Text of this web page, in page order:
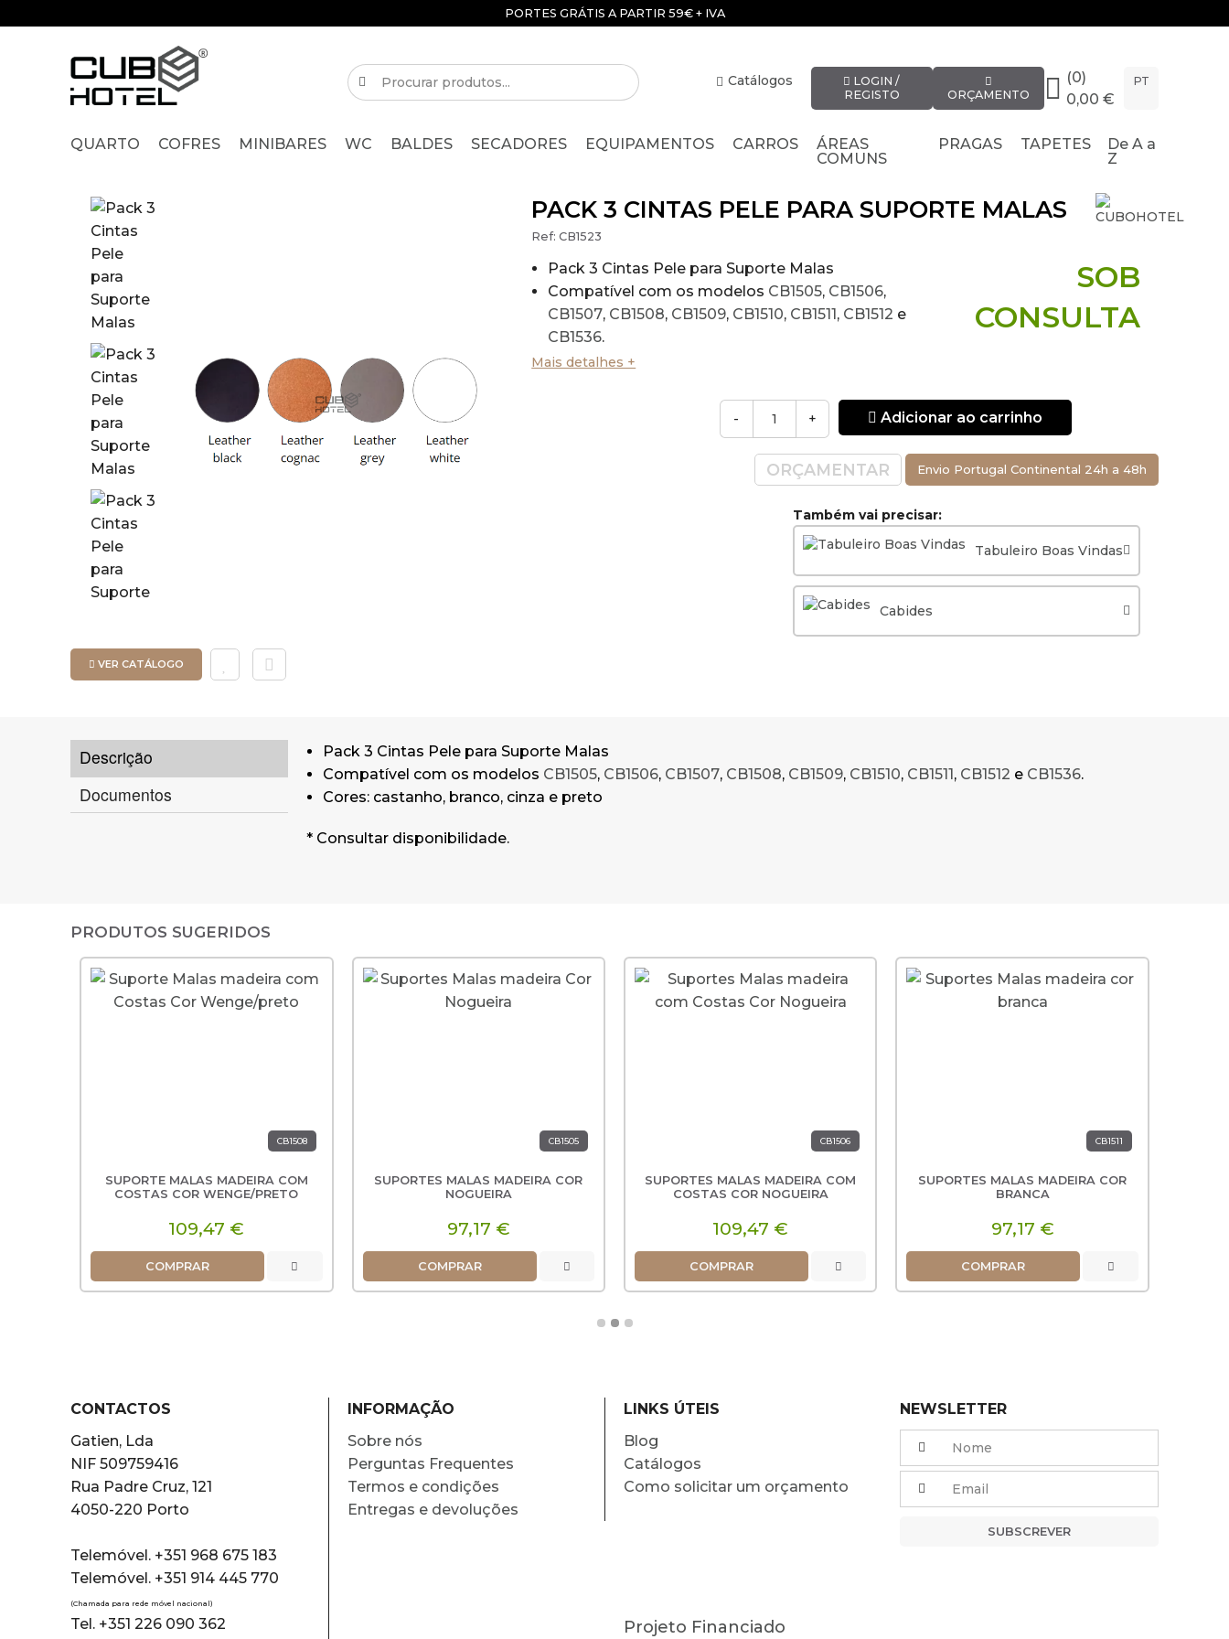
PORTES GRÁTIS A PARTIR 59€ + IVA
Catálogos
LOGIN /
REGISTO
ORÇAMENTO
(0)
0,00 €
PT
QUARTO COFRES MINIBARES WC BALDES SECADORES EQUIPAMENTOS CARROS
ÁREAS
COMUNS
PRAGAS TAPETES
De A a
Z
VER CATÁLOGO
PACK 3 CINTAS PELE PARA SUPORTE MALAS
Ref:CB1523
SOB
CONSULTA
Pack 3 Cintas Pele para Suporte Malas
Compatível com os modelos CB1505, CB1506,
CB1507, CB1508, CB1509, CB1510, CB1511, CB1512 e
CB1536.
Cores: castanho, branco, cinza e preto
* Consultar disponibilidade.
Mais detalhes +
- + Adicionar ao carrinho
ORÇAMENTAR Envio Portugal Continental 24h a 48h
Também vai precisar:
Tabuleiro Boas Vindas
Cabides
Descrição
Documentos
Pack 3 Cintas Pele para Suporte Malas
Compatível com os modelos CB1505, CB1506, CB1507, CB1508, CB1509, CB1510, CB1511, CB1512 e CB1536.
Cores: castanho, branco, cinza e preto
* Consultar disponibilidade.
PRODUTOS SUGERIDOS
CB1508
SUPORTE MALAS MADEIRA COM
COSTAS COR WENGE/PRETO
109,47 €
COMPRAR
CB1505
SUPORTES MALAS MADEIRA COR
NOGUEIRA
97,17 €
COMPRAR
CB1506
SUPORTES MALAS MADEIRA COM
COSTAS COR NOGUEIRA
109,47 €
COMPRAR
CB1511
SUPORTES MALAS MADEIRA COR
BRANCA
97,17 €
COMPRAR
CONTACTOS
Gatien, Lda
NIF 509759416
Rua Padre Cruz, 121
4050-220 Porto
Telemóvel. +351 968 675 183
Telemóvel. +351 914 445 770
(Chamada para rede móvel nacional)
Tel. +351 226 090 362
INFORMAÇÃO
Sobre nós
Perguntas Frequentes
Termos e condições
Entregas e devoluções
LINKS ÚTEIS
Blog
Catálogos
Como solicitar um orçamento
Projeto Financiado
NEWSLETTER
SUBSCREVER